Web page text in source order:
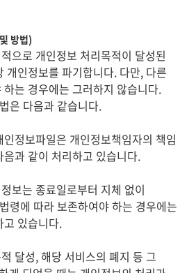
방법)
으로 개인정보 처리목적이 달성된
개인정보를 파기합니다. 다만, 다른
는 경우에는 그러하지 않습니다.
은 다음과 같습니다.
정보파일은 개인정보책임자의 책임
과 같이 처리하고 있습니다.
보는 종료일로부터 지체 없이
령에 따라 보존하여야 하는 경우에는
고 있습니다.
달성, 해당 서비스의 폐지 등 그